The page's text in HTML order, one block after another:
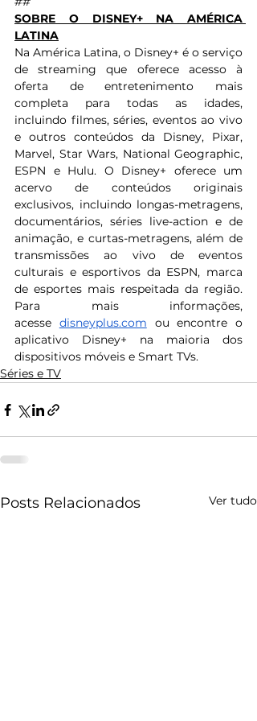
SOBRE O DISNEY+ NA AMÉRICA
LATINA
Na América Latina, o Disney+ é o serviço
de streaming que oferece acesso à
oferta de entretenimento mais
completa para todas as idades,
incluindo filmes, séries, eventos ao vivo
e outros conteúdos da Disney, Pixar,
Marvel, Star Wars, National Geographic,
ESPN e Hulu. O Disney+ oferece um
acervo de conteúdos originais
exclusivos, incluindo longas-metragens,
documentários, séries live-action e de
animação, e curtas-metragens, além de
transmissões ao vivo de eventos
culturais e esportivos da ESPN, marca
de esportes mais respeitada da região.
Para mais informações,
acesse disneyplus.com ou encontre o
aplicativo Disney+ na maioria dos
dispositivos móveis e Smart TVs.
Séries e TV
Posts Relacionados Ver tudo